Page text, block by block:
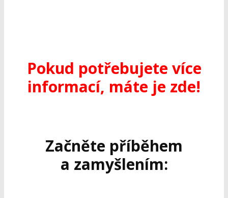
Pokud potřebujete více
informací, máte je zde!
Začněte příběhem
a zamyšlením: